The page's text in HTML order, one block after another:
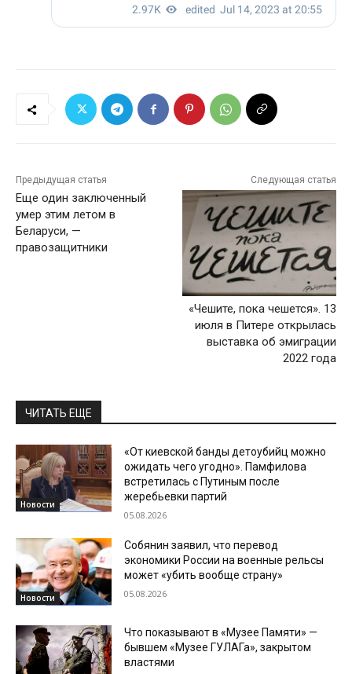
Предыдущая статья
Еще один заключенный
умер этим летом в
Беларуси, —
правозащитники
Следующая статья
«Чешите, пока чешется». 13
июля в Питере открылась
выставка об эмиграции
2022 года
ЧИТАТЬ ЕЩЕ
Новости
«От киевской банды детоубийц можно
ожидать чего угодно». Памфилова
встретилась с Путиным после
жеребьевки партий
05.08.2026
Новости
Собянин заявил, что перевод
экономики России на военные рельсы
может «убить вообще страну»
05.08.2026
Что показывают в «Музее Памяти» —
бывшем «Музее ГУЛАГа», закрытом
властями